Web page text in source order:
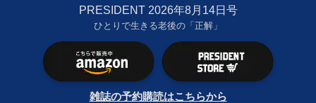
PRESIDENT 2026年8月14日号
ひとりで生きる老後の「正解」
雑誌の予約購読はこちらから